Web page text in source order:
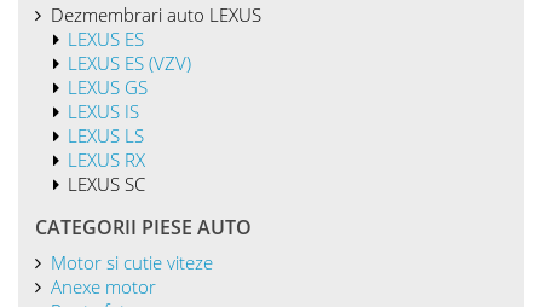
Dezmembrari auto LEXUS
LEXUS ES
LEXUS ES (VZV)
LEXUS GS
LEXUS IS
LEXUS LS
LEXUS RX
LEXUS SC
CATEGORII PIESE AUTO
Motor si cutie viteze
Anexe motor